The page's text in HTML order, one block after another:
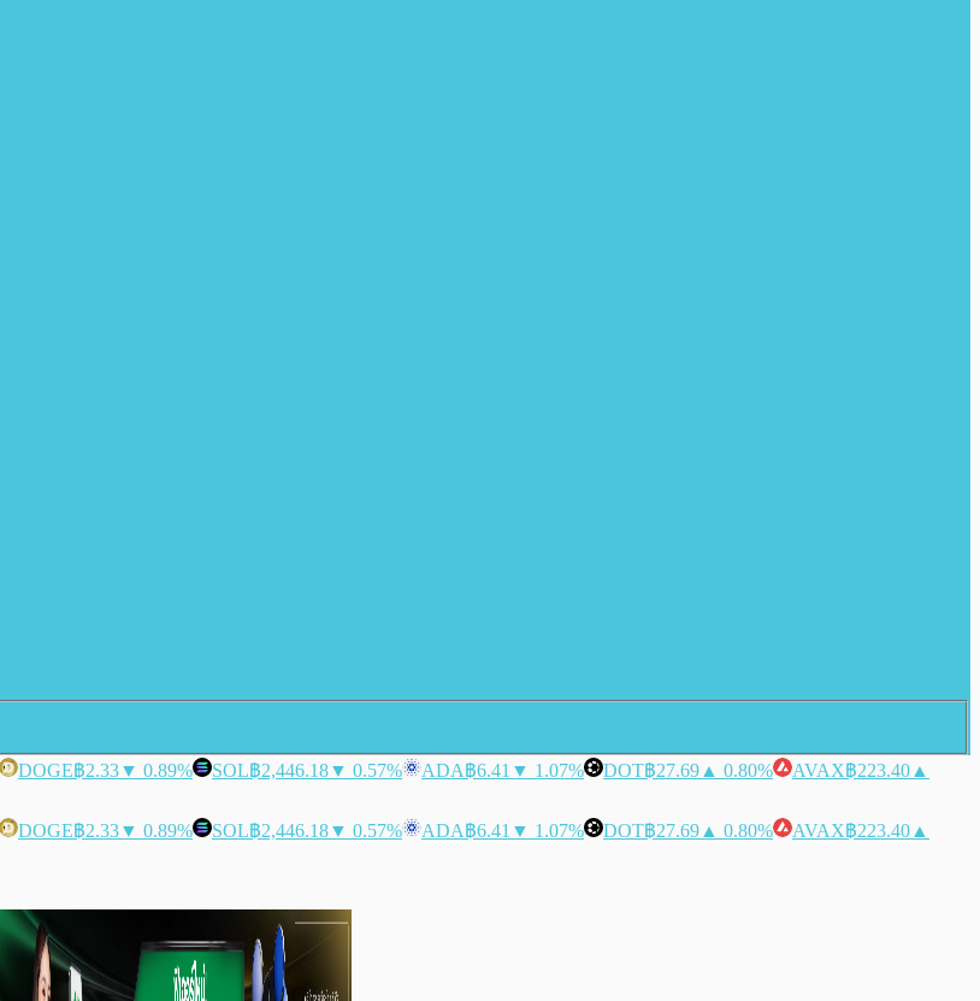
DOGE฿2.33▼ 0.89% SOL฿2,446.18▼ 0.57% ADA฿6.41 ▼ 1.07% DOT฿27.69 ▲ 0.80% AVAX฿223.40 ▲
DOGE฿2.33▼ 0.89% SOL฿2,446.18▼ 0.57% ADA฿6.41 ▼ 1.07% DOT฿27.69 ▲ 0.80% AVAX฿223.40 ▲